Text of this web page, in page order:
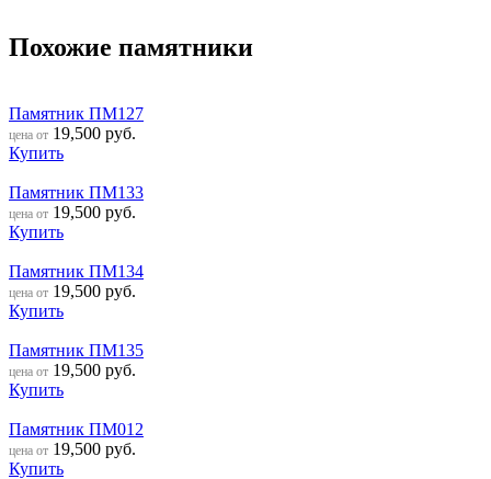
Похожие памятники
Памятник ПМ127
цена от 19,500 руб.
Купить
Памятник ПМ133
цена от 19,500 руб.
Купить
Памятник ПМ134
цена от 19,500 руб.
Купить
Памятник ПМ135
цена от 19,500 руб.
Купить
Памятник ПМ012
цена от 19,500 руб.
Купить